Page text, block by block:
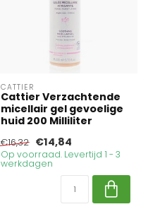
CATTIER
Cattier Verzachtende
micellair gel gevoelige
huid 200 Milliliter
€16,32 €14,84
Op voorraad. Levertijd 1 - 3
werkdagen